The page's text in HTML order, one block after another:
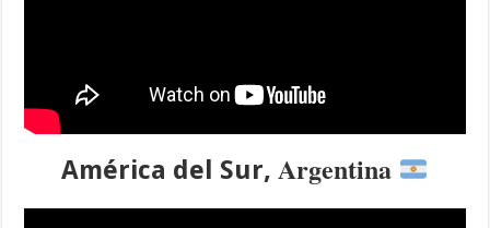
América del Sur,Argentina